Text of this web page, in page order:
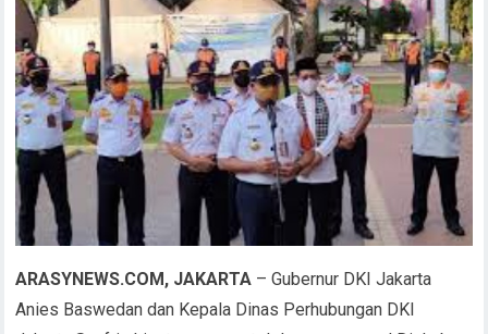
ARASYNEWS.COM, JAKARTA – Gubernur DKI Jakarta
Anies Baswedan dan Kepala Dinas Perhubungan DKI